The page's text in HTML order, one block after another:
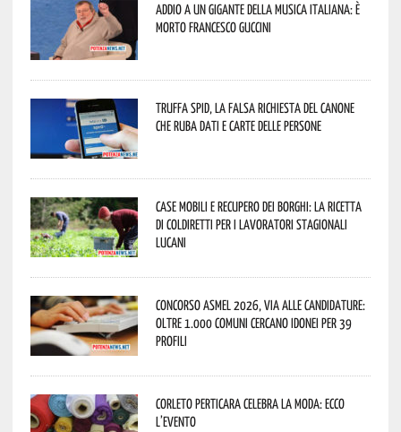
Addio a un gigante della musica italiana: è
morto Francesco Guccini
Truffa Spid, la falsa richiesta del canone
che ruba dati e carte delle persone
Case mobili e recupero dei borghi: la ricetta
di Coldiretti per i lavoratori stagionali
lucani
Concorso Asmel 2026, via alle candidature:
oltre 1.000 Comuni cercano idonei per 39
profili
Corleto Perticara celebra la moda: ecco
l’evento